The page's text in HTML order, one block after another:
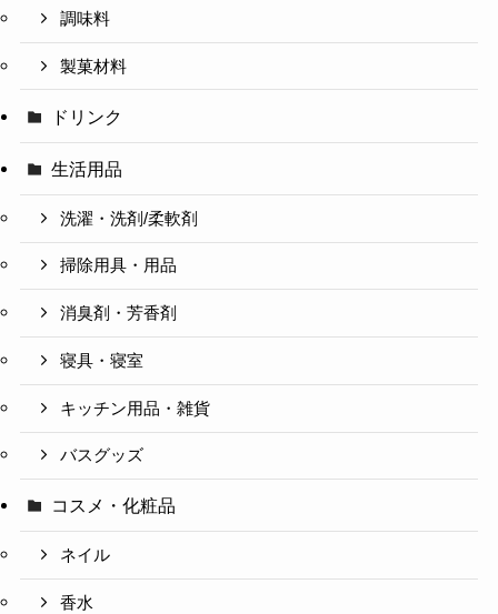
調味料
製菓材料
ドリンク
生活用品
洗濯・洗剤/柔軟剤
掃除用具・用品
消臭剤・芳香剤
寝具・寝室
キッチン用品・雑貨
バスグッズ
コスメ・化粧品
ネイル
香水